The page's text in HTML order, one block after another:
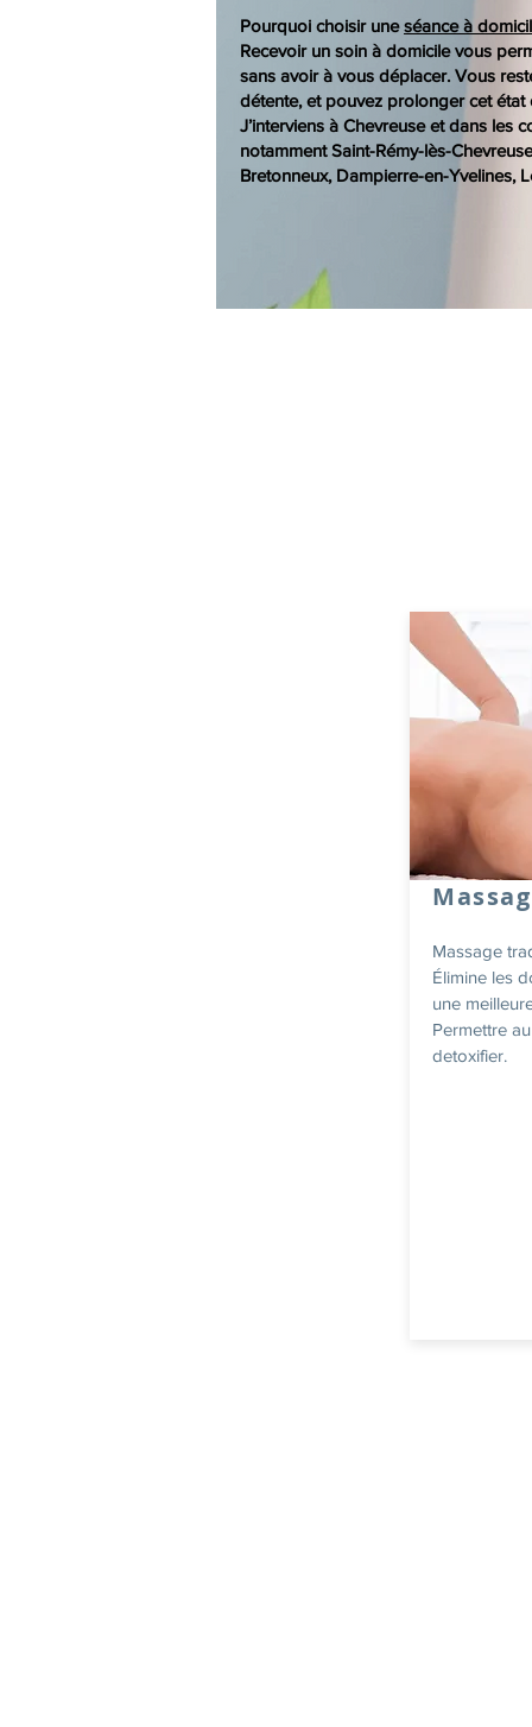
Pourquoi choisir uneséance à
Recevoir un soin à domicile vous
sans avoir à vous déplacer. Vous
détente, et pouvez prolonger cet
J’interviens à Chevreuse et dans les
notamment Saint-Rémy-lès-
Bretonneux, Dampierre-en-Yvelines,
Massage
Élimine les
une
Permettre
detoxifier.